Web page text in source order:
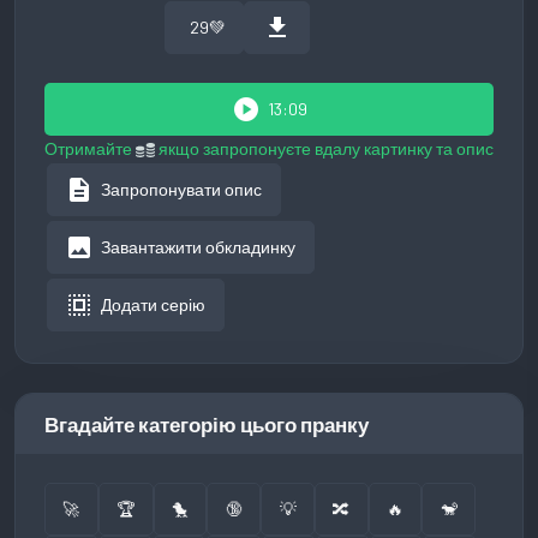
29💚 download
play_circle 13:09
Отримайте
якщо запропонуєте вдалу картинку та опис
description Запропонувати опис
image Завантажити обкладинку
select_all Додати серію
Вгадайте категорію цього пранку
🚀 🏆 🐤 🔞 💡 🔀 🔥 🐒